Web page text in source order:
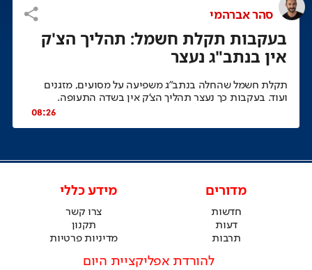
בעקבות תקלת חשמל: תהליך הצ'ק
אין בנתב"ג נעצר
סהר אברהמי
08:26
תקלת חשמל שהחלה בנתב"ג משפיעה על מסועים, מזגנים
ועוד. בעקבות כך נעצר תהליך הצ'ק אין בשדה התעופה.
מדורים
חדשות
דעות
תרבות
מידע כללי
צרו קשר
תקנון
מדיניות פרטיות
להורדת אפליקציית היום